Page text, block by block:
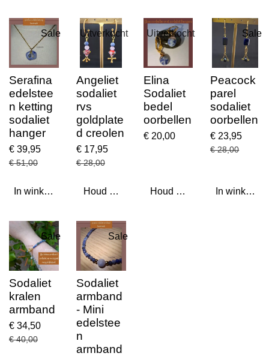
Sale
Serafina
edelstee
n ketting
sodaliet
hanger
€ 39,95
€ 51,00
In winkelwagen
Uitverkocht
Angeliet
sodaliet
rvs
goldplate
d creolen
€ 17,95
€ 28,00
Houd mij op de hoogte
Uitverkocht
Elina
Sodaliet
bedel
oorbellen
€ 20,00
Houd mij op de hoogte
Sale
Peacock
parel
sodaliet
oorbellen
€ 23,95
€ 28,00
In
Sale
Sodaliet
kralen
armband
€ 34,50
€ 40,00
Sale
Sodaliet
armband
- Mini
edelstee
n
armband